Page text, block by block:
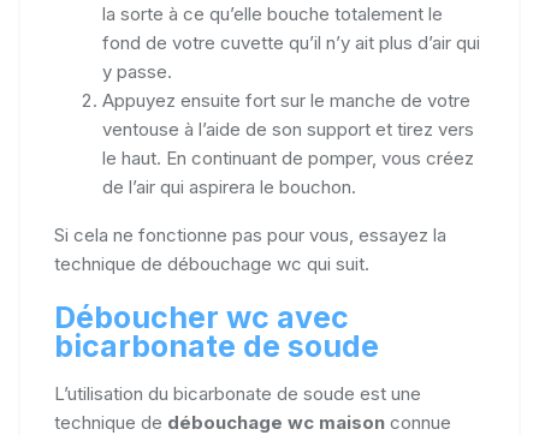
la sorte à ce qu’elle bouche totalement le
fond de votre cuvette qu’il n’y ait plus d’air qui
y passe.
Appuyez ensuite fort sur le manche de votre
ventouse à l’aide de son support et tirez vers
le haut. En continuant de pomper, vous créez
de l’air qui aspirera le bouchon.
Si cela ne fonctionne pas pour vous, essayez la
technique de débouchage wc qui suit.
Déboucher wc avec
bicarbonate de soude
L’utilisation du bicarbonate de soude est une
technique de débouchage wc maison connue